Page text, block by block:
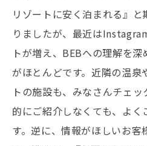
リゾートに安く泊まれる』
りましたが、最近は
トが増え、BEBへの理解を
がほとんどです。近隣の温泉
トの施設も、みなさんチェ
的にご紹介しなくても、よく
す。逆に、情報がほしいお客